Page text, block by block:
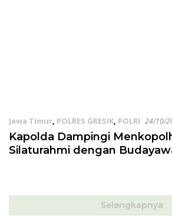
Jawa Timur, POLRES GRESIK, POLRI 24/10/
Kapolda Dampingi
Silaturahmi dengan
Selengkapnya